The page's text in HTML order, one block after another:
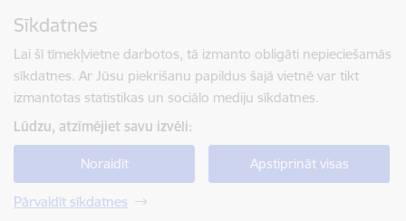
Sīkdatnes
Lai šī tīmekļvietne darbotos, tā izmanto obligāti nepieciešamās
sīkdatnes. Ar Jūsu piekrišanu papildus šajā vietnē var tikt
izmantotas statistikas un sociālo mediju sīkdatnes.
Lūdzu, atzīmējiet savu izvēli:
Noraidīt Apstiprināt visas
Pārvaldīt sīkdatnes